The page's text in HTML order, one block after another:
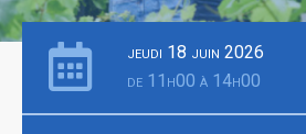
jeudi 18 juin 2026
de 11h00 à 14h00